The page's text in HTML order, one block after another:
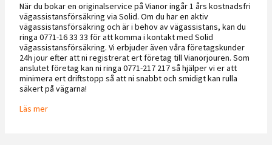
När du bokar en originalservice på Vianor ingår 1 års kostnadsfri
vägassistansförsäkring via Solid. Om du har en aktiv
vägassistansförsäkring och är i behov av vägassistans, kan du
ringa 0771-16 33 33 för att komma i kontakt med Solid
vägassistansförsäkring. Vi erbjuder även våra företagskunder
24h jour efter att ni registrerat ert företag till Vianorjouren. Som
anslutet företag kan ni ringa 0771-217 217 så hjälper vi er att
minimera ert driftstopp så att ni snabbt och smidigt kan rulla
säkert på vägarna!
Läs mer